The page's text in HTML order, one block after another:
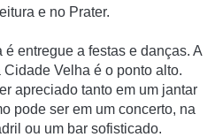
e no Prater.
entregue a festas e danças. A
Velha é o ponto alto.
apreciado tanto em um jantar
pode ser em um concerto, na
ou um bar sofisticado.